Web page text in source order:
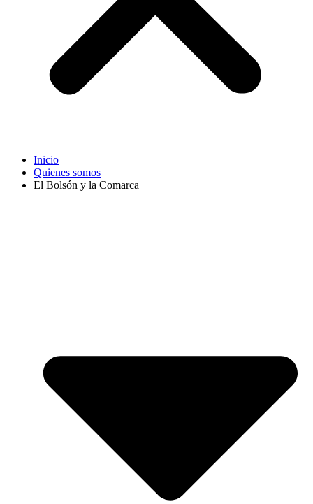
Inicio
Quienes somos
El Bolsón y la Comarca